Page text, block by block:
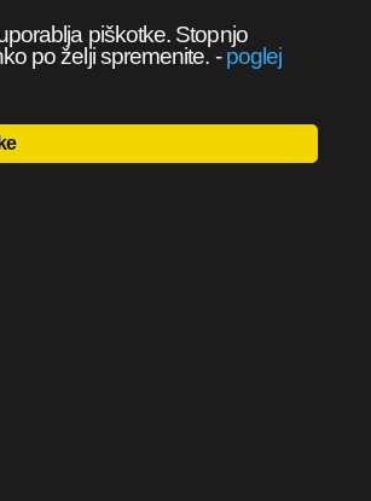
piškotke. Stopnjo
po želji spremenite. -poglej